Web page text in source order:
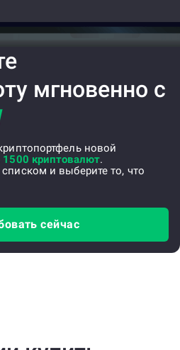
мгновенно с
новой
1500 криптовалют.
и выберите то, что
сейчас